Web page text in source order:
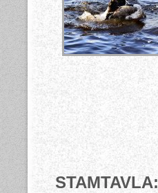
STAMTAVLA: